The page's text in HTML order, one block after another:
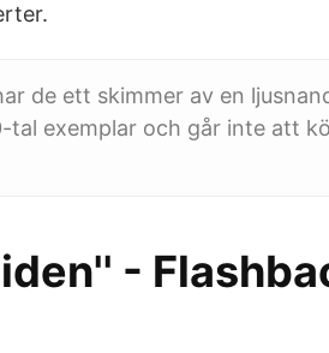
de ett skimmer av en
exemplar och går inte att
-